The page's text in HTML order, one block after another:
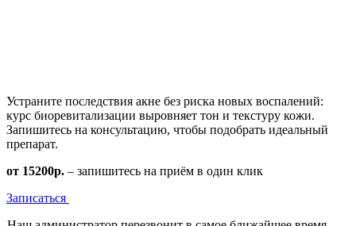
Устраните последствия акне без риска новых воспалений:
курс биоревитализации выровняет тон и текстуру кожи.
Запишитесь на консультацию, чтобы подобрать идеальный
препарат.
от 15200р. – запишитесь на приём в один клик
Записаться